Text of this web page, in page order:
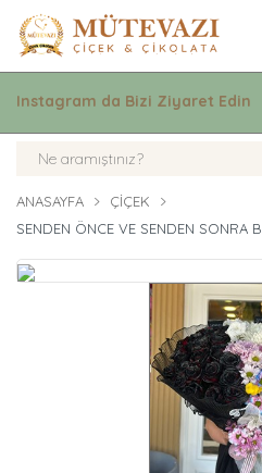
Instagram da Bizi Ziyaret Edin
ANASAYFA
ÇIÇEK
SENDEN ÖNCE VE SENDEN SONRA